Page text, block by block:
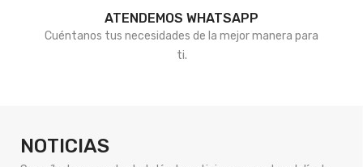
ATENDEMOS WHATSAPP
Cuéntanos tus necesidades de la mejor manera para
ti.
NOTICIAS